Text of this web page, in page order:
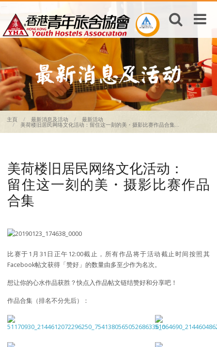
主頁 最新消息及活动 最新活动
美荷楼旧居民网络文化活动：留住这一刻的美・摄影比赛作品合集...
美荷楼旧居民网络文化活动：
留住这一刻的美・摄影比赛作品
合集
比赛于1月31日正午12:00截止，所有作品将于活动截止时间按照其
Facebook帖文获得「赞好」的数量由多至少作为名次。
想让你的心水作品获胜？快点入作品帖文链结赞好和分享吧！
作品合集（排名不分先后）：